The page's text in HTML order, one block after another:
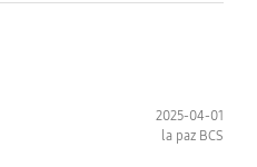
2025-04-01
la paz BCS